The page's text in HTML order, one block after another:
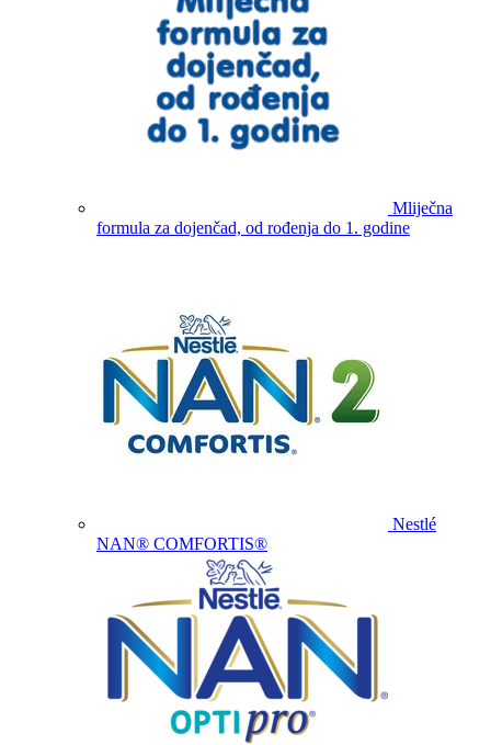
Mliječna
formula za dojenčad, od rođenja do 1. godine
Nestlé
NAN® COMFORTIS®